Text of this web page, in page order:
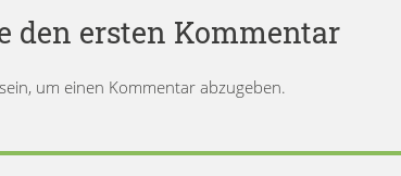
den ersten Kommentar
sein, um einen Kommentar abzugeben.